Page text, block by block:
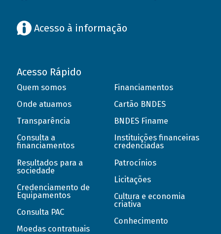
Acesso à informação
Acesso Rápido
Quem somos
Onde atuamos
Transparência
Consulta a
financiamentos
Resultados para a
sociedade
Credenciamento de
Equipamentos
Consulta PAC
Moedas contratuais
Financiamentos
Cartão BNDES
BNDES Finame
Instituições financeiras
credenciadas
Patrocínios
Licitações
Cultura e economia
criativa
Conhecimento